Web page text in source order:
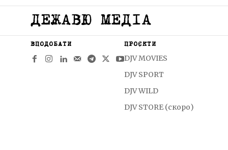
ДЕЖАВЮ МЕДІА
ВПОДОБАТИ ПРОЄКТИ
DJV MOVIES
DJV SPORT
DJV WILD
DJV STORE (скоро)